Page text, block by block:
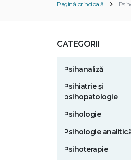
Pagină principală
CATEGORII
Psihanaliză
Psihiatrie și
psihopatologie
Psihologie
Psihologie
Psihoterapie